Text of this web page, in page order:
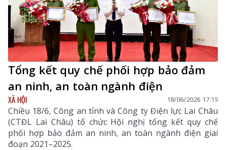
Tổng kết quy chế phối hợp bảo đảm
an ninh, an toàn ngành điện
XÃ HỘI 18/06/2026 17:15
Chiều 18/6, Công an tỉnh và Công ty Điện lực Lai Châu
(CTĐL Lai Châu) tổ chức Hội nghị tổng kết quy chế
phối hợp bảo đảm an ninh, an toàn ngành điện giai
đoạn 2021–2025.